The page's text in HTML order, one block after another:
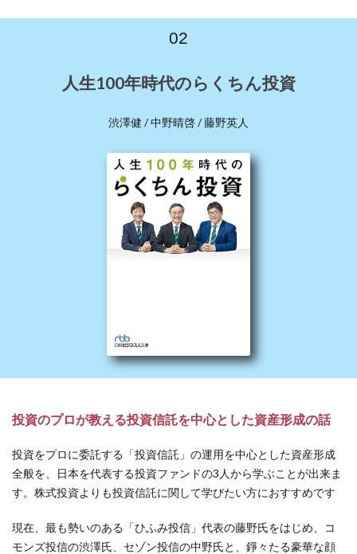
02
人生100年時代のらくちん投資
渋澤健 / 中野晴啓 / 藤野英人
投資のプロが教える投資信託を中心とした資産形成の話
投資をプロに委託する「投資信託」の運用を中心とした資産形成
全般を、日本を代表する投資ファンドの3人から学ぶことが出来ま
す。株式投資よりも投資信託に関して学びたい方におすすめです
現在、最も勢いのある「ひふみ投信」代表の藤野氏をはじめ、コ
モンズ投信の渋澤氏、セゾン投信の中野氏と、錚々たる豪華な顔